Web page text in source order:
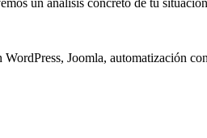
un análisis concreto de tu
WordPress, Joomla, automatización